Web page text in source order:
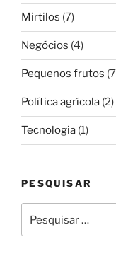
Mirtilos (7)
Negócios (4)
Pequenos frutos
Política agrícola (2)
Tecnologia (1)
PESQUISAR
por: